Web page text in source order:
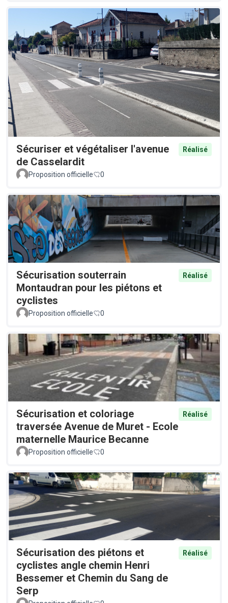
Sécuriser et végétaliser l'avenue
de Casselardit
Réalisé
Proposition officielle 0
Sécurisation souterrain
Montaudran pour les piétons et
cyclistes
Réalisé
Proposition officielle 0
Sécurisation et coloriage
traversée Avenue de Muret - Ecole
maternelle Maurice Becanne
Réalisé
Proposition officielle 0
Sécurisation des piétons et
cyclistes angle chemin Henri
Bessemer et Chemin du Sang de
Serp
Réalisé